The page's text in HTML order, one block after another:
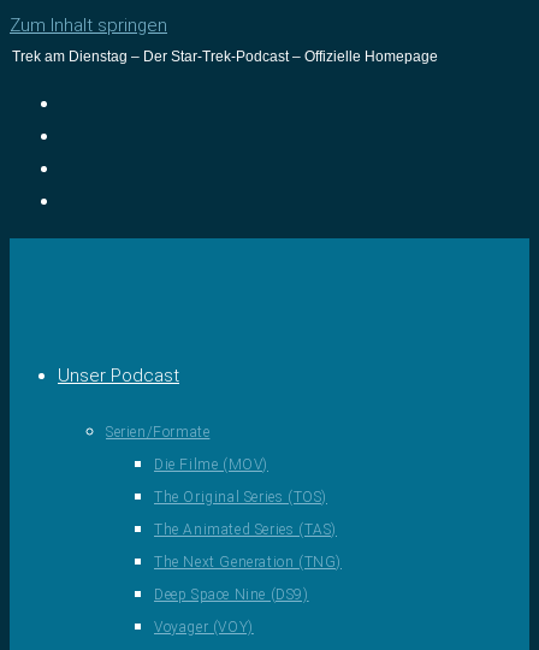
Zum Inhalt springen
Trek am Dienstag – Der Star-Trek-Podcast – Offizielle Homepage
Unser Podcast
Serien/Formate
Die Filme (MOV)
The Original Series (TOS)
The Animated Series (TAS)
The Next Generation (TNG)
Deep Space Nine (DS9)
Voyager (VOY)